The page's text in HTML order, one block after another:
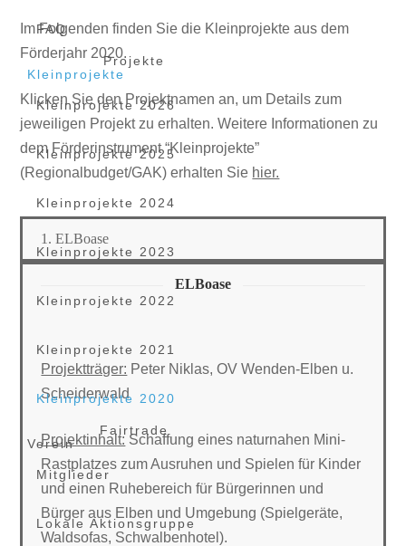
FAQ
Projekte
Kleinprojekte
Kleinprojekte 2026
Kleinprojekte 2025
Kleinprojekte 2024
Kleinprojekte 2023
Kleinprojekte 2022
Kleinprojekte 2021
Kleinprojekte 2020
Fairtrade
Verein
Mitglieder
Lokale Aktionsgruppe
Im Folgenden finden Sie die Kleinprojekte aus dem
Förderjahr 2020.
Klicken Sie den Projektnamen an, um Details zum
jeweiligen Projekt zu erhalten. Weitere Informationen zu
dem Förderinstrument “Kleinprojekte”
(Regionalbudget/GAK) erhalten Sie hier.
1. ELBoase
ELBoase
Projektträger: Peter Niklas, OV Wenden-Elben u.
Scheiderwald
Projektinhalt:Schaffung eines naturnahen Mini-
Rastplatzes zum Ausruhen und Spielen für Kinder
und einen Ruhebereich für Bürgerinnen und
Bürger aus Elben und Umgebung (Spielgeräte,
Waldsofas, Schwalbenhotel).